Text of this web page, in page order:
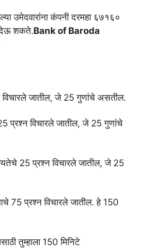
उमेदवारांना कंपनी दरमहा ६७१६०
शकते.Bank of Baroda
विचारले जातील, जे 25 गुणांचे असतील.
प्रश्न विचारले जातील, जे 25 गुणांचे
25 प्रश्न विचारले जातील, जे 25
75 प्रश्न विचारले जातील. हे 150
तुम्हाला 150 मिनिटे